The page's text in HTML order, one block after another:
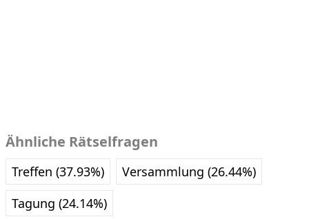
Ähnliche Rätselfragen
Treffen (37.93%)
Versammlung (26.44%)
Tagung (24.14%)